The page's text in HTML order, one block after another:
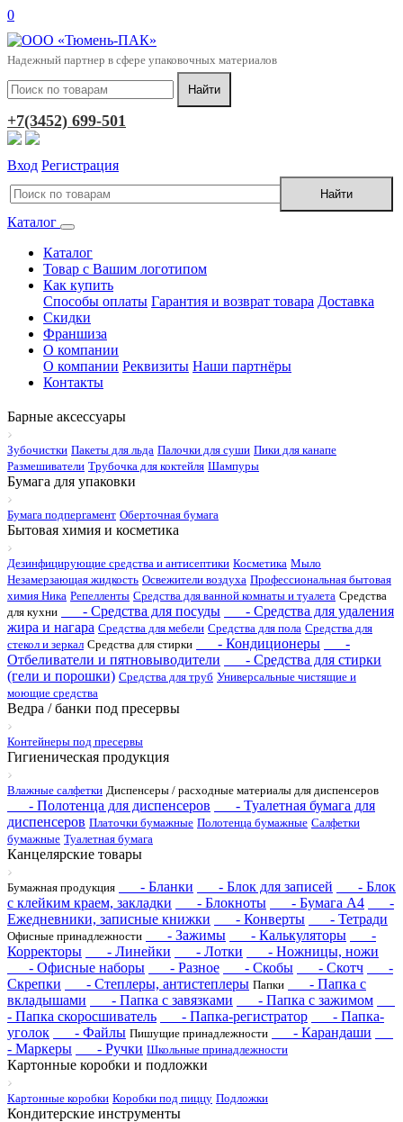
0
Надежный партнер в сфере упаковочных материалов
+7(3452) 699-501
Вход Регистрация
Каталог
Каталог
Товар с Вашим логотипом
Как купить
Способы оплаты Гарантия и возврат товара Доставка
Скидки
Франшиза
О компании
О компании Реквизиты Наши партнёры
Контакты
Барные аксессуары
Зубочистки Пакеты для льда Палочки для суши Пики для канапе
Размешиватели Трубочка для коктейля Шампуры
Бумага для упаковки
Бумага подпергамент Оберточная бумага
Бытовая химия и косметика
Дезинфицирующие средства и антисептики Косметика Мыло
Незамерзающая жидкость Освежители воздуха Профессиональная бытовая
химия Ника Репелленты Средства для ванной комнаты и туалета Средства
для кухни
- Средства для посуды
- Средства для удаления
жира и нагара Средства для мебели Средства для пола Средства для
стекол и зеркал Средства для стирки - Кондиционеры
-
Отбеливатели и пятновыводители
- Средства для стирки
(гели и порошки) Средства для труб Универсальные чистящие и
моющие средства
Ведра / банки под пресервы
Контейнеры под пресервы
Гигиеническая продукция
Влажные салфетки Диспенсеры / расходные материалы для диспенсеров
- Полотенца для диспенсеров
- Туалетная бумага для
диспенсеров Платочки бумажные Полотенца бумажные Салфетки
бумажные Туалетная бумага
Канцелярские товары
Бумажная продукция - Бланки - Блок для записей
- Блок
с клейким краем, закладки
- Блокноты - Бумага А4
-
Ежедневники, записные книжки
- Конверты - Тетради
Офисные принадлежности - Зажимы - Калькуляторы
-
Корректоры
- Линейки - Лотки
- Ножницы, ножи
- Офисные наборы
- Разное - Скобы - Скотч
-
Скрепки
- Степлеры, антистеплеры Папки
- Папка с
вкладышами
- Папка с завязками
- Папка с зажимом
- Папка скоросшиватель
- Папка-регистратор
- Папка-
уголок
- Файлы Пишущие принадлежности
- Карандаши
- Маркеры
- Ручки Школьные принадлежности
Картонные коробки и подложки
Картонные коробки Коробки под пиццу Подложки
Кондитерские инструменты